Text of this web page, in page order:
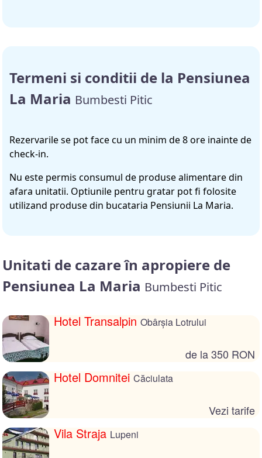
Termeni si conditii de la Pensiunea
La Maria Bumbesti Pitic
Rezervarile se pot face cu un minim de 8 ore inainte de
check-in.
Nu este permis consumul de produse alimentare din
afara unitatii. Optiunile pentru gratar pot fi folosite
utilizand produse din bucataria Pensiunii La Maria.
Unitati de cazare în apropiere de
Pensiunea La Maria Bumbesti Pitic
Hotel Transalpin Obârşia Lotrului
de la 350 RON
Hotel Domnitei Căciulata
Vezi tarife
Vila Straja Lupeni